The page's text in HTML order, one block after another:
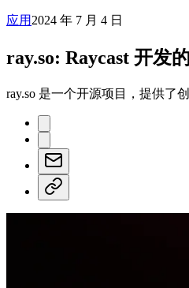
应用 2024 年 7 月 4 日
ray.so: Raycast 开发
ray.so 是一个开源项目，提供了